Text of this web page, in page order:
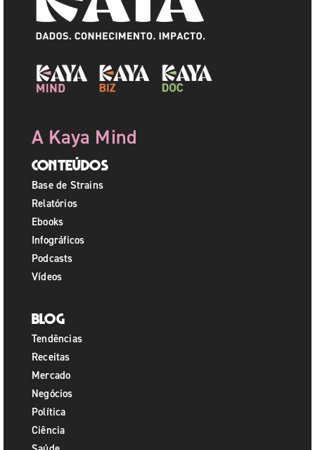
A Kaya Mind
Conteúdos
Base de Strains
Relatórios
Ebooks
Infográficos
Podcasts
Vídeos
Blog
Tendências
Receitas
Mercado
Negócios
Política
Ciência